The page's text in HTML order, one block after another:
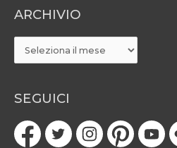
ARCHIVIO
ARCHIVIO
SEGUICI